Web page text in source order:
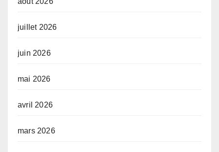
juillet 2026
juin 2026
mai 2026
avril 2026
mars 2026